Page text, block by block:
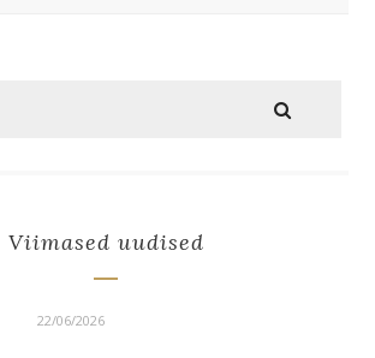
Viimased uudised
22/06/2026